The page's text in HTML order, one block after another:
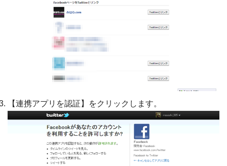
【連携アプリを認証】をクリックします。